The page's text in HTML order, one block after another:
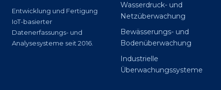
Entwicklung und Fertigung
IoT-basierter
Datenerfassungs- und
Analysesysteme seit 2016.
Wasserdruck- und
Netzüberwachung
Bewässerungs- und
Bodenüberwachung
Industrielle
Überwachungssysteme